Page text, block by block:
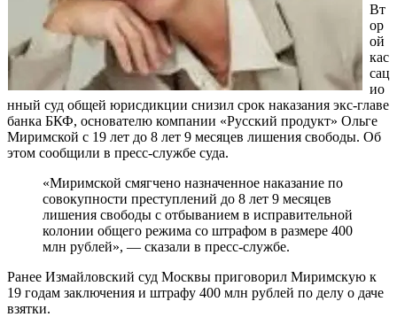
Вт
ор
ой
кас
сац
ио
нный суд общей юрисдикции снизил срок наказания экс-главе
банка БКФ, основателю компании «Русский продукт» Ольге
Миримской с 19 лет до 8 лет 9 месяцев лишения свободы. Об
этом сообщили в пресс-службе суда.
«Миримской смягчено назначенное наказание по
совокупности преступлений до 8 лет 9 месяцев
лишения свободы с отбыванием в исправительной
колонии общего режима со штрафом в размере 400
млн рублей», — сказали в пресс-службе.
Ранее Измайловский суд Москвы приговорил Миримскую к
19 годам заключения и штрафу 400 млн рублей по делу о даче
взятки.